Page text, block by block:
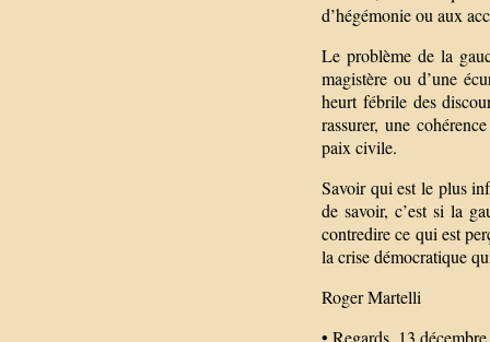
d’hégémonie ou aux
Le problème de la
magistère ou d’une
heurt fébrile des
rassurer, une
paix civile.
Savoir qui est le plus
de savoir, c’est si la
contredire ce qui est
la crise démocratique
Roger Martelli
• Regards. 13